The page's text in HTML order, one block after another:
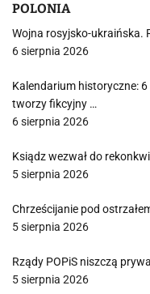
POLONIA
Wojna rosyjsko-ukraińska.
6 sierpnia 2026
Kalendarium historyczne:
tworzy fikcyjny …
6 sierpnia 2026
Ksiądz wezwał do
5 sierpnia 2026
Chrześcijanie pod
5 sierpnia 2026
Rządy POPiS niszczą
5 sierpnia 2026